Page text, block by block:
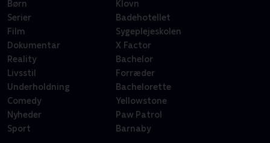
Børn
Serier
Film
Dokumentar
Reality
Livsstil
Underholdning
Comedy
Nyheder
Sport
Klovn
Badehotellet
Sygeplejeskolen
X Factor
Bachelor
Forræder
Bachelorette
Yellowstone
Paw Patrol
Barnaby